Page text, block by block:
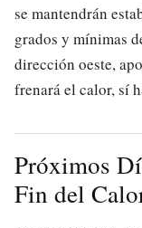
se mantendrán
grados y mínimas
dirección oeste,
frenará el calor, sí
Próximos
Fin del